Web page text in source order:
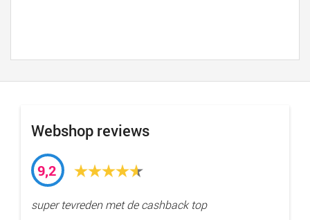
Webshop reviews
9,2
super tevreden met de cashback top